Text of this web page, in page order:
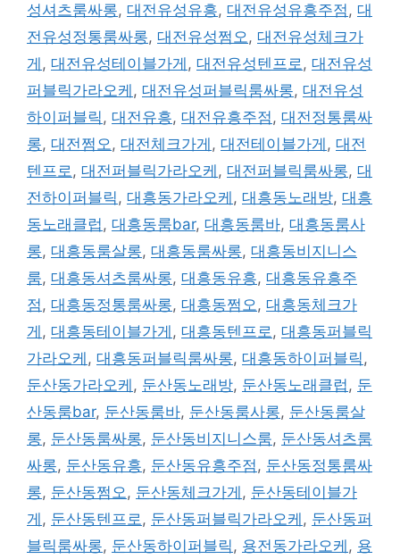
성셔츠룸싸롱, 대전유성유흥, 대전유성유흥주점, 대
전유성정통룸싸롱, 대전유성쩜오, 대전유성체크가
게 , 대전유성테이블가게 , 대전유성텐프로, 대전유성
퍼블릭가라오케 , 대전유성퍼블릭룸싸롱, 대전유성
하이퍼블릭, 대전유흥, 대전유흥주점, 대전정통룸싸
롱, 대전쩜오, 대전체크가게 , 대전테이블가게 , 대전
텐프로, 대전퍼블릭가라오케 , 대전퍼블릭룸싸롱, 대
전하이퍼블릭, 대흥동가라오케 , 대흥동노래방, 대흥
동노래클럽, 대흥동룸bar, 대흥동룸바, 대흥동룸사
롱, 대흥동룸살롱, 대흥동룸싸롱, 대흥동비지니스
룸, 대흥동셔츠룸싸롱, 대흥동유흥, 대흥동유흥주
점, 대흥동정통룸싸롱, 대흥동쩜오, 대흥동체크가
게 , 대흥동테이블가게 , 대흥동텐프로, 대흥동퍼블릭
가라오케 , 대흥동퍼블릭룸싸롱, 대흥동하이퍼블릭,
둔산동가라오케 , 둔산동노래방, 둔산동노래클럽, 둔
산동룸bar, 둔산동룸바, 둔산동룸사롱, 둔산동룸살
롱, 둔산동룸싸롱, 둔산동비지니스룸, 둔산동셔츠룸
싸롱, 둔산동유흥, 둔산동유흥주점, 둔산동정통룸싸
롱, 둔산동쩜오, 둔산동체크가게 , 둔산동테이블가
게 , 둔산동텐프로, 둔산동퍼블릭가라오케 , 둔산동퍼
블릭룸싸롱, 둔산동하이퍼블릭, 용전동가라오케 , 용